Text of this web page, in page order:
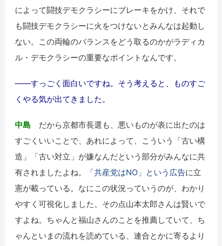
によって闘技デモクラシーにブレーキをかけ、それで
も闘技デモクラシーに火をつけないとみんなは起動し
ない。この両輪のバランスをどう取るのかがラディカ
ル・デモクラシーの重要なポイントなんです。
――すっごく面白いですね。そう考えると、ものすご
くやる気が出てきました。
中島 だから京都市長選も、悪いものが表に出たのは
すごくいいことで、あれによって、こういう「古い構
造」「古い対立」が嫌なんだという部分がみんなに共
有されましたよね。
「共産党はNO」という広告に立
憲が載っている。なにこの状況っていうのが、わかり
やすく可視化しました。その点山本太郎さんは賢いで
すよね。ちゃんと福山さんのことを推薦していて、ち
ゃんといまの流れを読めている、連合とかに寄るより